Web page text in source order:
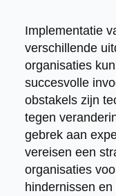
Implementatie
verschillende
organisaties
succesvolle
obstakels zijn
tegen
gebrek aan
vereisen een
organisaties
hindernissen